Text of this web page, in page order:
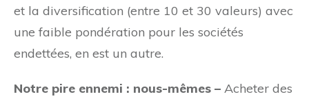
et la diversification (entre 10 et 30 valeurs) avec
une faible pondération pour les sociétés
endettées, en est un autre.
Notre pire ennemi : nous-mêmes – Acheter des